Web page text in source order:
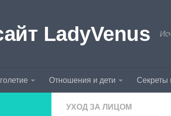
LadyVenus
Отношения и дети Секреты
УХОД ЗА ЛИЦОМ